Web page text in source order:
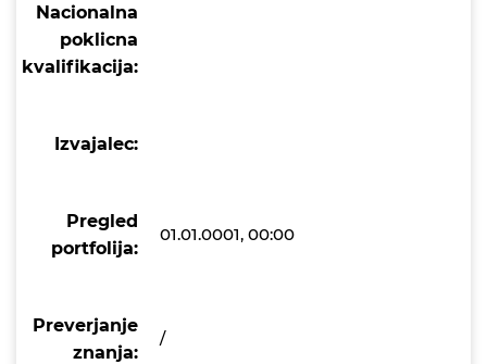
Nacionalna
poklicna
kvalifikacija:
Izvajalec:
Pregled
portfolija:
01.01.0001, 00:00
Preverjanje
znanja:
/